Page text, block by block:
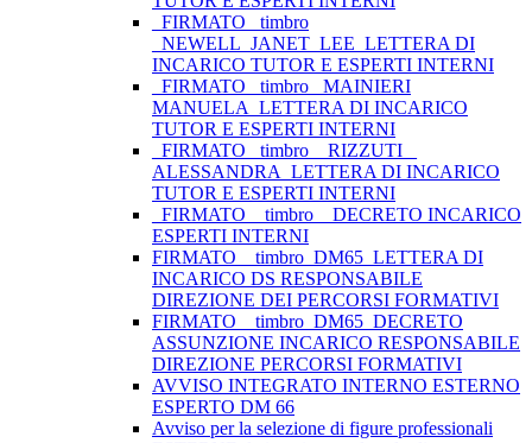
_FIRMATO _timbro
_NEWELL_JANET_LEE_LETTERA DI
INCARICO TUTOR E ESPERTI INTERNI
_FIRMATO _timbro _MAINIERI
MANUELA_LETTERA DI INCARICO
TUTOR E ESPERTI INTERNI
_FIRMATO _timbro _ RIZZUTI _
ALESSANDRA_LETTERA DI INCARICO
TUTOR E ESPERTI INTERNI
_FIRMATO _ timbro _ DECRETO INCARICO
ESPERTI INTERNI
FIRMATO__timbro_DM65_LETTERA DI
INCARICO DS RESPONSABILE
DIREZIONE DEI PERCORSI FORMATIVI
FIRMATO__timbro_DM65_DECRETO
ASSUNZIONE INCARICO RESPONSABILE
DIREZIONE PERCORSI FORMATIVI
AVVISO INTEGRATO INTERNO ESTERNO
ESPERTO DM 66
Avviso per la selezione di figure professionali